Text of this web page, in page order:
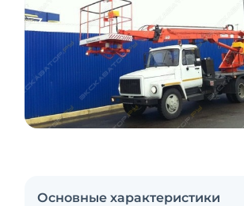
Основные характеристики